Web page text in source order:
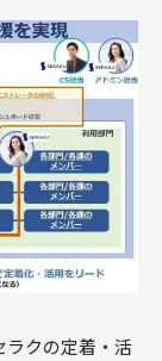
ラクの定着・活